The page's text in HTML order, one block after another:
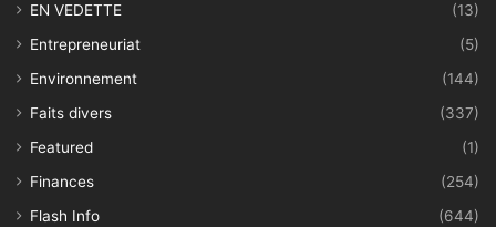
EN VEDETTE
(13)
Entrepreneuriat
(5)
Environnement
(144)
Faits divers
(337)
Featured
(1)
Finances
(254)
Flash Info
(644)